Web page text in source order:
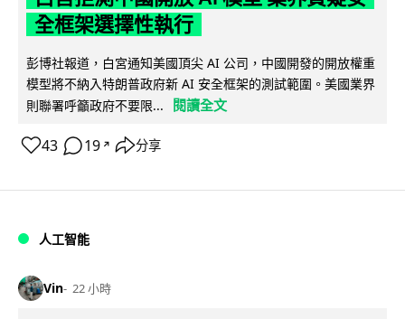
全框架選擇性執行
彭博社報道，白宮通知美國頂尖 AI 公司，中國開發的開放權重
模型將不納入特朗普政府新 AI 安全框架的測試範圍。美國業界
則聯署呼籲政府不要限...
閱讀全文
43 19 ↗ 分享
人工智能
Vin 22 小時